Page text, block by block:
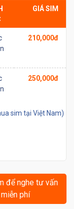
GIÁ SIM
210,000đ
250,000đ
sim tại Việt Nam)
để nghe tư vấn
miễn phí